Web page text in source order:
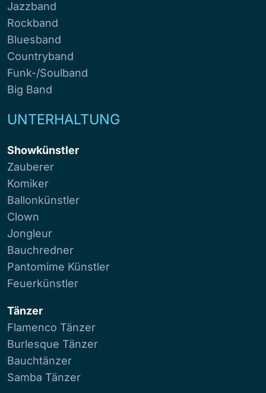
Jazzband
Rockband
Bluesband
Countryband
Funk-/Soulband
Big Band
UNTERHALTUNG
Showkünstler
Zauberer
Komiker
Ballonkünstler
Clown
Jongleur
Bauchredner
Pantomime Künstler
Feuerkünstler
Tänzer
Flamenco Tänzer
Burlesque Tänzer
Bauchtänzer
Samba Tänzer